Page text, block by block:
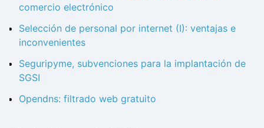
comercio electrónico
Selección de personal por internet (I): ventajas e
inconvenientes
Seguripyme, subvenciones para la implantación de
SGSI
Opendns: filtrado web gratuito